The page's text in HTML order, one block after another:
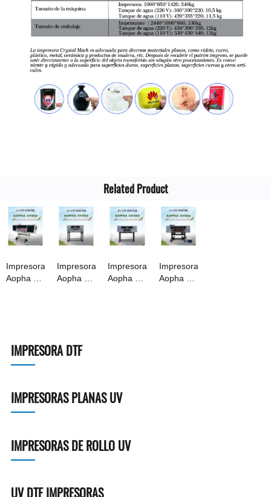
Related Product
Impresora
Aopha UV
Impresora
Aopha UV
Impresora
Aopha UV
Impresora
Aopha UV
IMPRESORA DTF
IMPRESORAS PLANAS UV
IMPRESORAS DE ROLLO UV
UV DTF IMPRESORAS